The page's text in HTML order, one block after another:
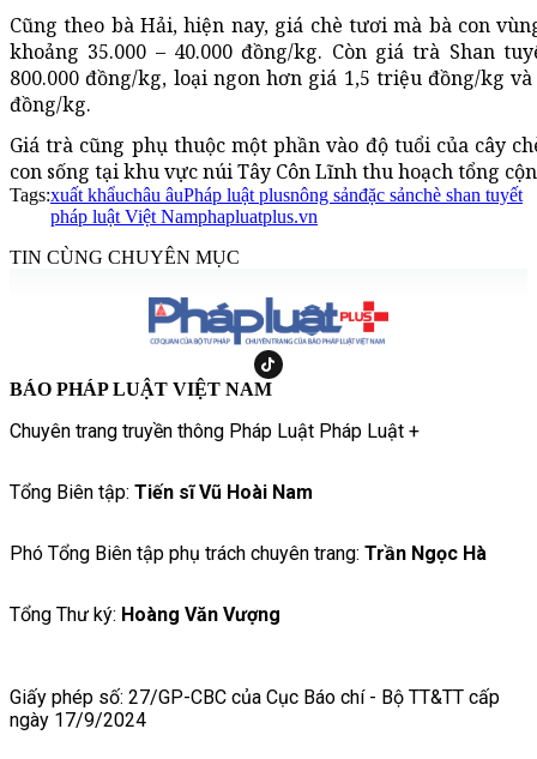
Cũng theo bà Hải, hiện nay, giá chè tươi mà bà con
khoảng 35.000 – 40.000 đồng/kg. Còn giá trà Shan
800.000 đồng/kg, loại ngon hơn giá 1,5 triệu đồng/kg
đồng/kg.
Giá trà cũng phụ thuộc một phần vào độ tuổi của cây
con sống tại khu vực núi Tây Côn Lĩnh thu hoạch tổng
Tags:xuất khẩuchâu âuPháp luật plusnông sảnđặc sảnchè shan tuyết
pháp luật Việt Namphapluatplus.vn
TIN CÙNG CHUYÊN MỤC
BÁO PHÁP LUẬT VIỆT NAM
Chuyên trang truyền thông Pháp Luật Pháp Luật +
Tổng Biên tập: Tiến sĩ Vũ Hoài Nam
Phó Tổng Biên tập phụ trách chuyên trang: Trần Ngọc Hà
Tổng Thư ký: Hoàng Văn Vượng
Giấy phép số: 27/GP-CBC của Cục Báo chí - Bộ TT&TT cấp
ngày 17/9/2024